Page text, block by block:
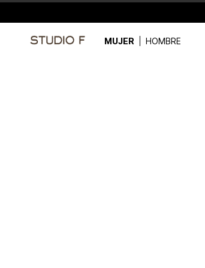
MUJER HOMBRE